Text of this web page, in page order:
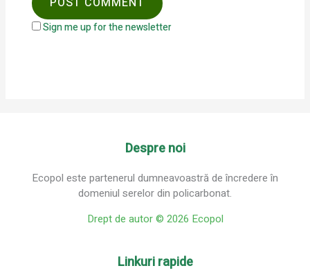
Sign me up for the newsletter
Despre noi
Ecopol este partenerul dumneavoastră de încredere în
domeniul serelor din policarbonat.
Drept de autor © 2026 Ecopol
Linkuri rapide